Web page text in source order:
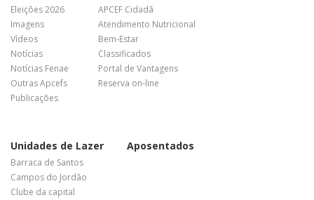
Eleições 2026
Imagens
Vídeos
Notícias
Notícias Fenae
Outras Apcefs
Publicações
APCEF Cidadã
Atendimento Nutricional
Bem-Estar
Classificados
Portal de Vantagens
Reserva on-line
Unidades de Lazer
Barraca de Santos
Campos do Jordão
Clube da capital
Aposentados